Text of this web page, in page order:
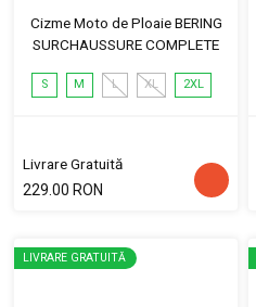
Cizme Moto de Ploaie BERING
SURCHAUSSURE COMPLETE
S M L XL 2XL
Livrare Gratuită
229.00 RON
LIVRARE GRATUITĂ